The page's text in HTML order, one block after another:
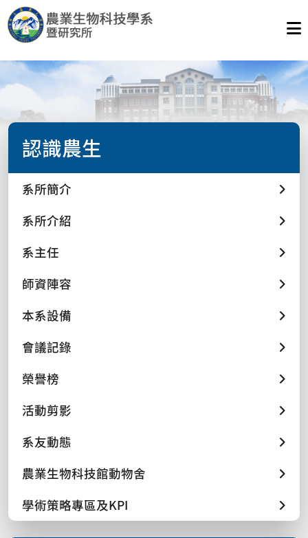
認識農生
系所簡介
系所介紹
系主任
師資陣容
本系設備
會議記錄
榮譽榜
活動剪影
系友動態
農業生物科技館動物舍
學術策略專區及KPI